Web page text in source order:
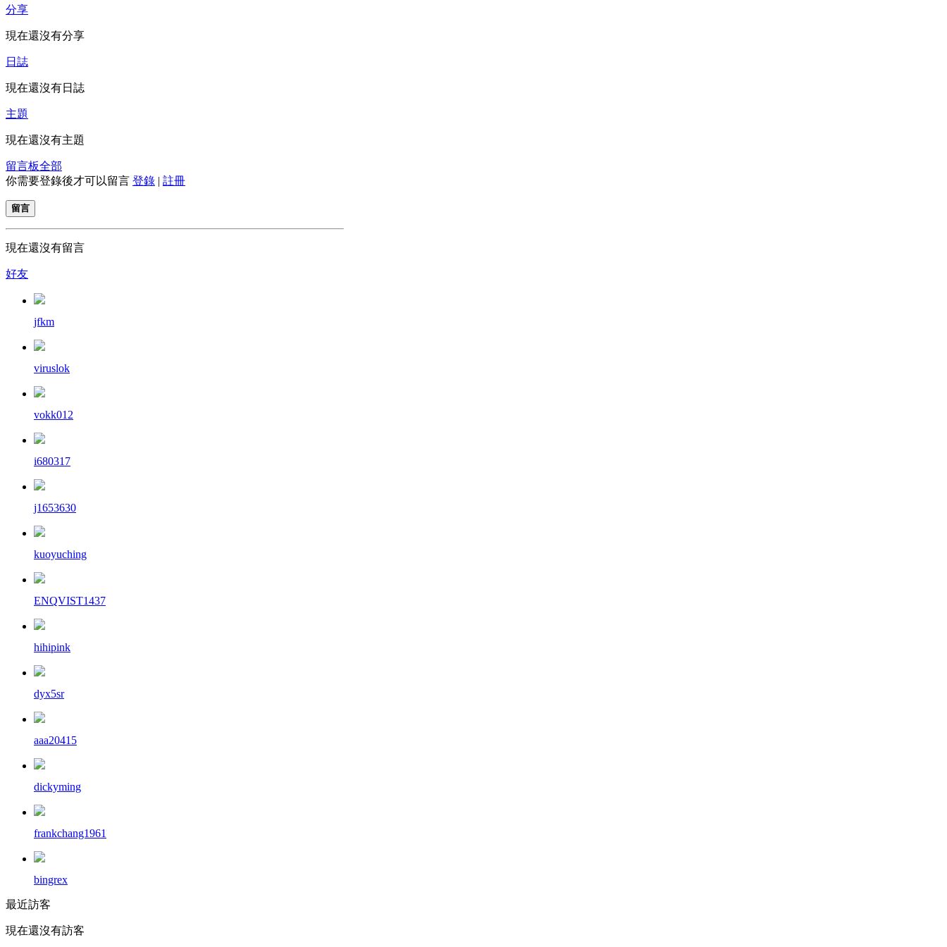
分享
現在還沒有分享
日誌
現在還沒有日誌
主題
現在還沒有主題
留言板全部
你需要登錄後才可以留言 登錄 | 註冊
留言
現在還沒有留言
好友
jfkm
viruslok
vokk012
i680317
j1653630
kuoyuching
ENQVIST1437
hihipink
dyx5sr
aaa20415
dickyming
frankchang1961
bingrex
最近訪客
現在還沒有訪客